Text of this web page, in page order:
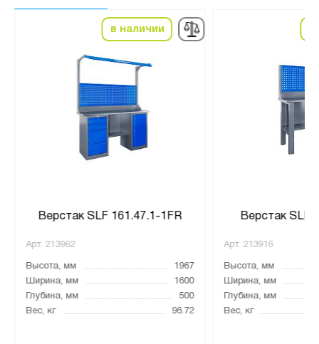
в наличии
Верстак SLF 161.47.1-1FR
Арт. 213962
Высота, мм
1967
Ширина, мм
1600
Глубина, мм
500
Вес, кг
96.72
Верстак SLF
Арт. 213916
Высота, мм
Ширина, мм
Глубина, мм
Вес, кг